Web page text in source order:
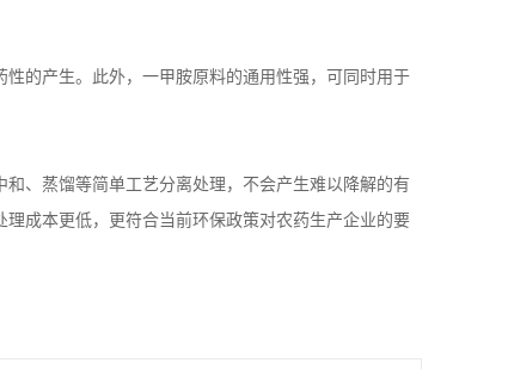
的产生。此外，一甲胺原料的通用性强，可同时用于
、蒸馏等简单工艺分离处理，不会产生难以降解的有
成本更低，更符合当前环保政策对农药生产企业的要